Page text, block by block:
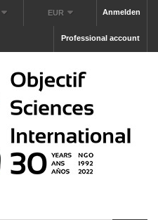
Anmelden
EUR
Professional account